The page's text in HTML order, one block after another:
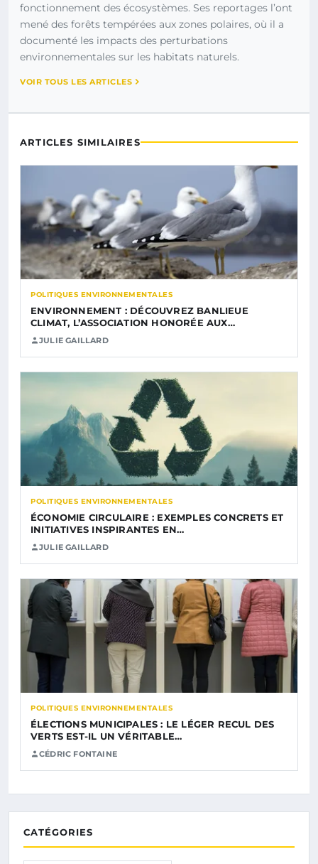
fonctionnement des écosystèmes. Ses reportages l’ont
mené des forêts tempérées aux zones polaires, où il a
documenté les impacts des perturbations
environnementales sur les habitats naturels.
VOIR TOUS LES ARTICLES
ARTICLES SIMILAIRES
POLITIQUES ENVIRONNEMENTALES
ENVIRONNEMENT : DÉCOUVREZ BANLIEUE
CLIMAT, L’ASSOCIATION HONORÉE AUX…
JULIE GAILLARD
POLITIQUES ENVIRONNEMENTALES
ÉCONOMIE CIRCULAIRE : EXEMPLES CONCRETS ET
INITIATIVES INSPIRANTES EN…
JULIE GAILLARD
POLITIQUES ENVIRONNEMENTALES
ÉLECTIONS MUNICIPALES : LE LÉGER RECUL DES
VERTS EST-IL UN VÉRITABLE…
CÉDRIC FONTAINE
CATÉGORIES